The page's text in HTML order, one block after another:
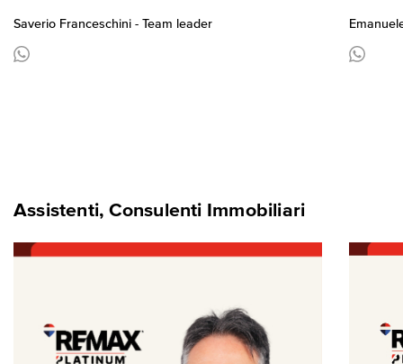
Saverio Franceschini - Team leader
Assistenti, Consulenti Immobiliari